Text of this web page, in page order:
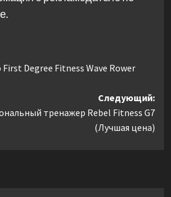
Degree Fitness Wave Rower
Следующий:
тренажер Rebel Fitness G7
(Лучшая цена)